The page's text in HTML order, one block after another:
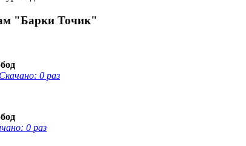
"Барки Точик"
0 раз
0 раз